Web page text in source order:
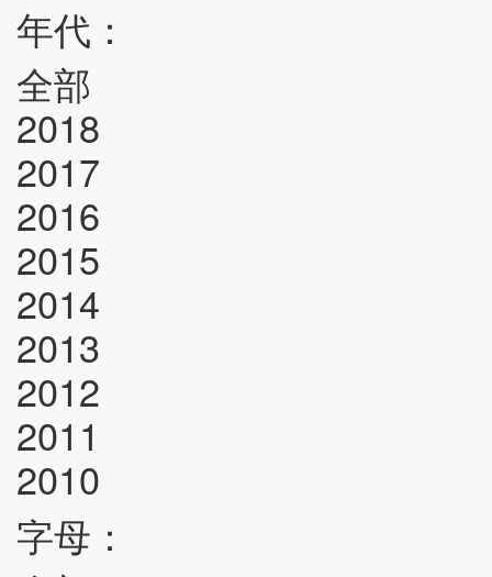
年代：
全部
2018
2017
2016
2015
2014
2013
2012
2011
2010
字母：